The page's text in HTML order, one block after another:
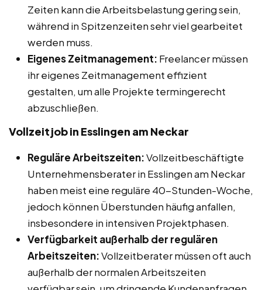
Zeiten kann die Arbeitsbelastung gering sein,
während in Spitzenzeiten sehr viel gearbeitet
werden muss.
Eigenes Zeitmanagement: Freelancer müssen
ihr eigenes Zeitmanagement effizient
gestalten, um alle Projekte termingerecht
abzuschließen.
Vollzeitjob in Esslingen am Neckar
Reguläre Arbeitszeiten:Vollzeitbeschäftigte
Unternehmensberater in Esslingen am Neckar
haben meist eine reguläre 40-Stunden-Woche,
jedoch können Überstunden häufig anfallen,
insbesondere in intensiven Projektphasen.
Verfügbarkeit außerhalb der regulären
Arbeitszeiten:Vollzeitberater müssen oft auch
außerhalb der normalen Arbeitszeiten